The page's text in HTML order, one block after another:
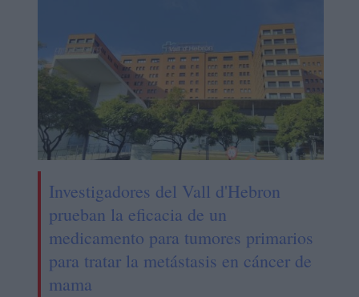
Investigadores del Vall d'Hebron
prueban la eficacia de un
medicamento para tumores primarios
para tratar la metástasis en cáncer de
mama